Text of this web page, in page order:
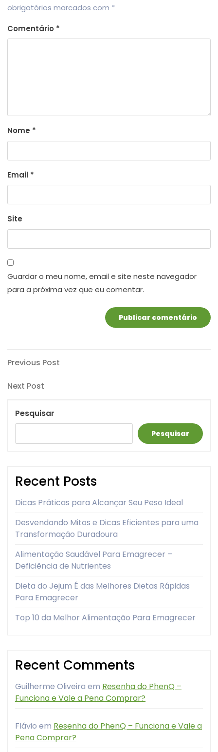
obrigatórios marcados com *
Comentário *
Nome *
Email *
Site
Guardar o meu nome, email e site neste navegador
para a próxima vez que eu comentar.
Navegação
de
artigos
Previous
Previous Post
Next
Next Post
Pesquisar
Pesquisar
Recent Posts
Dicas Práticas para Alcançar Seu Peso Ideal
Desvendando Mitos e Dicas Eficientes para uma
Transformação Duradoura
Alimentação Saudável Para Emagrecer –
Deficiência de Nutrientes
Dieta do Jejum É das Melhores Dietas Rápidas
Para Emagrecer
Top 10 da Melhor Alimentação Para Emagrecer
Recent Comments
Guilherme Oliveira em Resenha do PhenQ –
Funciona e Vale a Pena Comprar?
Flávio em Resenha do PhenQ – Funciona e Vale a
Pena Comprar?